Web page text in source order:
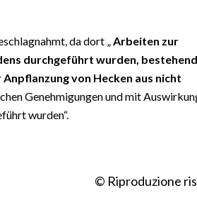
da dort „Arbeiten zur
durchgeführt wurden,
von Hecken aus nicht
Genehmigungen und mit
wurden“.
© Riproduzione